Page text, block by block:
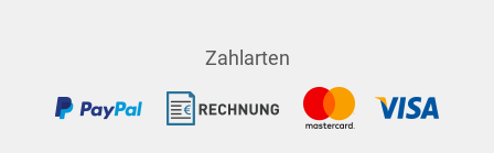
Zahlarten